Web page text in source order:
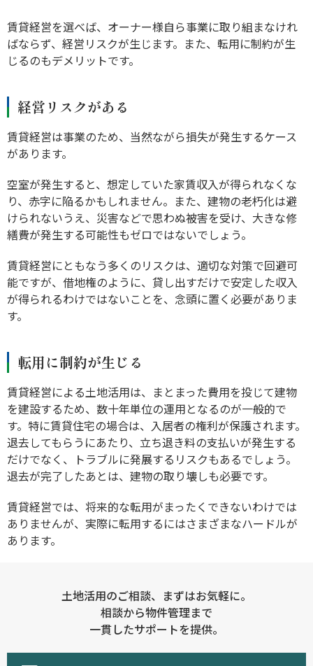
賃貸経営を選べば、オーナー様自ら事業に取り組まなけれ
ばならず、経営リスクが生じます。また、転用に制約が生
じるのもデメリットです。
経営リスクがある
賃貸経営は事業のため、当然ながら損失が発生するケース
があります。
空室が発生すると、想定していた家賃収入が得られなくな
り、赤字に陥るかもしれません。また、建物の老朽化は避
けられないうえ、災害などで思わぬ被害を受け、大きな修
繕費が発生する可能性もゼロではないでしょう。
賃貸経営にともなう多くのリスクは、適切な対策で回避可
能ですが、借地権のように、貸し出すだけで安定した収入
が得られるわけではないことを、念頭に置く必要がありま
す。
転用に制約が生じる
賃貸経営による土地活用は、まとまった費用を投じて建物
を建設するため、数十年単位の運用となるのが一般的で
す。特に賃貸住宅の場合は、入居者の権利が保護されます。
退去してもらうにあたり、立ち退き料の支払いが発生する
だけでなく、トラブルに発展するリスクもあるでしょう。
退去が完了したあとは、建物の取り壊しも必要です。
賃貸経営では、将来的な転用がまったくできないわけでは
ありませんが、実際に転用するにはさまざまなハードルが
あります。
土地活用のご相談、まずはお気軽に。
相談から物件管理まで
一貫したサポートを提供。